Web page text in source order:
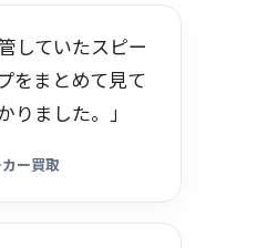
していたスピー
をまとめて見て
りました。」
ー買取